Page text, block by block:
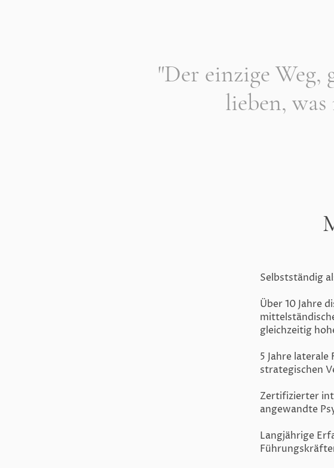
"Der einzige
lieben,
Selbstständig
Über 10 Jahre
gleichzeitig
5 Jahre
strategischen
Zertifizierter
angewandte
Langjährige